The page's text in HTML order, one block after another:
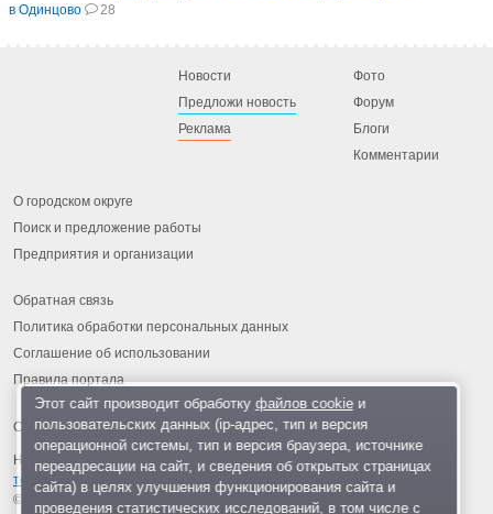
в Одинцово
28
Новости
Предложи новость
Реклама
Фото
Форум
Блоги
Комментарии
О городском округе
Поиск и предложение работы
Предприятия и организации
Обратная связь
Политика обработки персональных данных
Соглашение об использовании
Правила портала
На информационном ресурсе применяются
технологии
© 2013-2026 «ОИНФО»,
сделано в Одинцово
Этот сайт производит обработку файлов cookieи
пользовательских данных (ip-адрес, тип и версия
операционной системы, тип и версия браузера, источнике
переадресации на сайт, и сведения об открытых страницах
сайта) в целях улучшения функционирования сайта и
проведения статистических исследований, в том числе с